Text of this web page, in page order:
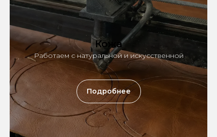
Кожа
Работаем с натуральной и искусственной
Подробнее